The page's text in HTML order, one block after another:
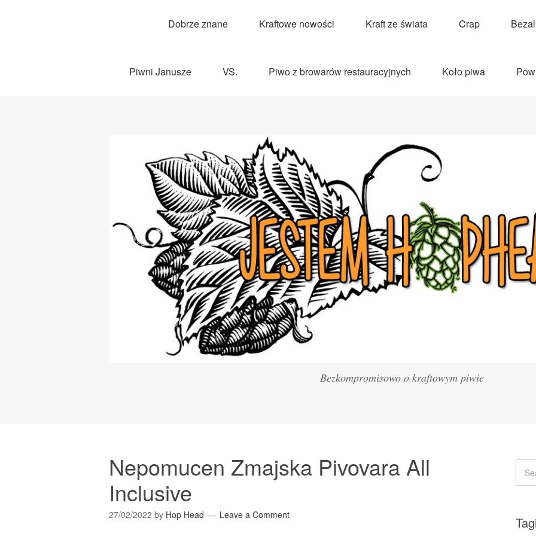
Dobrze znane Kraftowe nowości Kraft ze świata Crap
Piwni Janusze VS. Piwo z browarów restauracyjnych Koło piwa
Bezkompromisowo o kraftowym piwie
Nepomucen Zmajska Pivovara All
Inclusive
27/02/2022 by Hop Head Leave a Comment